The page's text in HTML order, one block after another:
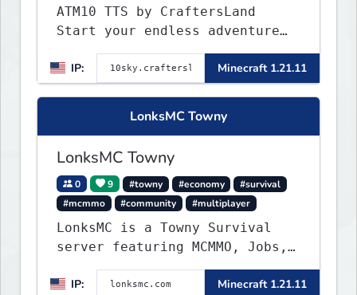
ATM10 TTS by CraftersLand
Start your endless adventure
now! v2.0.2
IP:
Minecraft 1.21.11
LonksMC Towny
LonksMC Towny
0 9 #towny #economy
#survival
#mcmmo
#community #multiplayer
LonksMC is a Towny Survival
server featuring MCMMO, Jobs,
free rank progression, and
weekly events. We focus on a
IP: Minecraft 1.21.11